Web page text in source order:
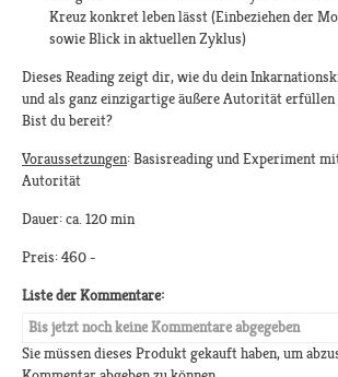
Kreuz konkret leben lässt (Einbeziehen der
sowie Blick in aktuellen Zyklus)
Dieses Reading zeigt dir, wie du dein
und als ganz einzigartige äußere Autorität erfüllen
Bist du bereit?
Voraussetzungen: Basisreading und Experiment
Autorität
Dauer: ca. 120 min
Preis: 460 -
Liste der Kommentare:
Bis jetzt noch keine Kommentare abgegeben
Sie müssen dieses Produkt gekauft haben, um